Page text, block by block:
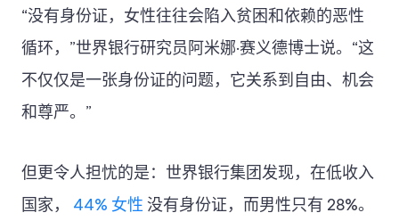
“没有身份证，女性往往会陷入贫困和依赖的恶性
循环，”世界银行研究员阿米娜·赛义德博士说。“这
不仅仅是一张身份证的问题，它关系到自由、机会
和尊严。”
但更令人担忧的是：世界银行集团发现，在低收入
国家， 44% 女性 没有身份证，而男性只有 28%。